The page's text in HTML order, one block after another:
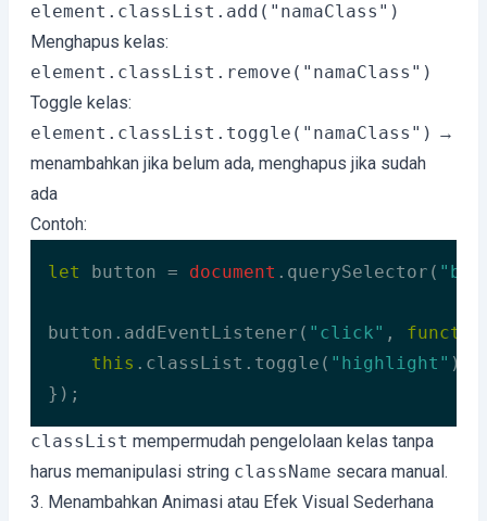
element.classList.add("namaClass")
Menghapus kelas:
element.classList.remove("namaClass")
Toggle kelas:
element.classList.toggle("namaClass") →
menambahkan jika belum ada, menghapus jika sudah
ada
Contoh:
let button = document .querySelector(
button.addEventListener( "click" ,
this .classList.toggle( "highlight" );
});
Code language: JavaScript (javascript)
classList mempermudah pengelolaan kelas tanpa
harus memanipulasi string className secara manual.
3. Menambahkan Animasi atau Efek Visual Sederhana